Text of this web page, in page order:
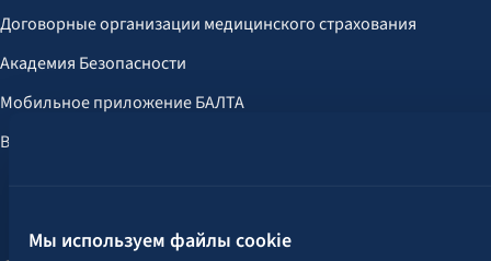
Мы используем файлы cookie
Договорные организации медицинского страхования
Академия Безопасности
Мобильное приложение БАЛТА
Выгоды для клиентов